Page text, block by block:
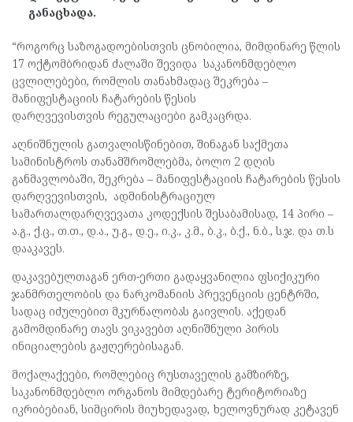
განაცხადა.
“როგორც საზოგადოებისთვის ცნობილია, მიმდინარე წლის
17 ოქტომბრიდან ძალაში შევიდა საკანონმდებლო
ცვლილებები, რომლის თანახმადაც შეკრება –
მანიფესტაციის ჩატარების წესის
დარღვევისთვის რეგულაციები გამკაცრდა.
აღნიშნულის გათვალისწინებით, შინაგან საქმეთა
სამინისტროს თანამშრომლებმა, ბოლო 2 დღის
განმავლობაში, შეკრება – მანიფესტაციის ჩატარების წესის
დარღვევისთვის, ადმინისტრაციულ
სამართალდარღვევათა კოდექსის შესაბამისად, 14 პირი –
ა.გ., ქ.ც., თ.თ., დ.ა., უ.გ., დ.ე., ი.კ., კ.მ., ბ.კ., ბ.ქ., ნ.ბ., ს.ჯ. და თ.ს
დააკავეს.
დაკავებულთაგან ერთ-ერთი გადაყვანილია ფსიქიკური
ჯანმრთელობის და ნარკომანიის პრევენციის ცენტრში,
სადაც იძულებით მკურნალობას გაივლის. აქედან
გამომდინარე თავს ვიკავებთ აღნიშნული პირის
ინიციალების გაჟღერებისაგან.
მოქალაქეები, რომლებიც რუსთაველის გამზირზე,
საკანონმდებლო ორგანოს მიმდებარე ტერიტორიაზე
იკრიბებიან, სიმცირის მიუხედავად, ხელოვნურად კეტავენ